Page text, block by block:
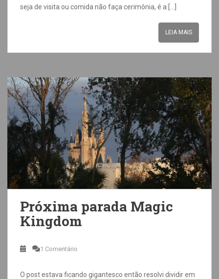
seja de visita ou comida não faça cerimônia, é a […]
LEIA MAIS
Próxima parada Magic
Kingdom
1 Comentário
O post estava ficando gigantesco então resolvi dividir em